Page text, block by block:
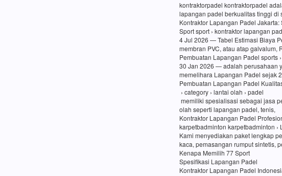
kontraktorpadel kontraktorpadel
lapangan padel berkualitas tinggi di
Kontraktor Lapangan Padel
Sport sport › kontraktor lapangan
4 Jul 2026 — Tabel Estimasi Biaya
membran PVC, atau atap galvalum,
Pembuatan Lapangan Padel sports
30 Jan 2026 — adalah perusahaan
memelihara Lapangan Padel sejak
Pembuatan Lapangan Padel
› category › lantai olah › padel
memiliki spesialisasi sebagai jasa
olah seperti lapangan padel, tenis,
Kontraktor Lapangan Padel
karpetbadminton karpetbadminton ›
Kami menyediakan paket lengkap
kaca, pemasangan rumput sintetis,
Kenapa Memilih 77 Sport
Spesifikasi Lapangan Padel
Kontraktor Lapangan Padel